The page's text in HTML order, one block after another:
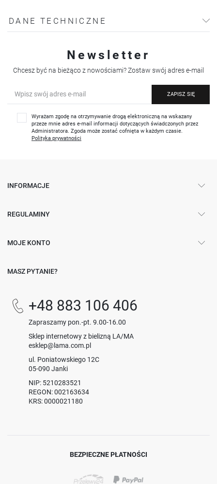
DANE TECHNICZNE
Newsletter
Chcesz być na bieżąco z nowościami? Zostaw swój adres e-mail
ZAPISZ SIĘ
Wyrażam zgodę na otrzymywanie drogą elektroniczną na wskazany
przeze mnie adres e-mail informacji dotyczących świadczonych przez
Administratora. Zgoda może zostać cofnięta w każdym czasie.
Polityka prywatności
INFORMACJE
REGULAMINY
MOJE KONTO
MASZ PYTANIE?
+48 883 106 406
Zapraszamy pon.-pt. 9.00-16.00
Sklep internetowy z bielizną LA/MA
esklep@lama.com.pl
ul. Poniatowskiego 12C
05-090 Janki
NIP: 5210283521
REGON: 002163634
KRS: 0000021180
BEZPIECZNE PŁATNOŚCI